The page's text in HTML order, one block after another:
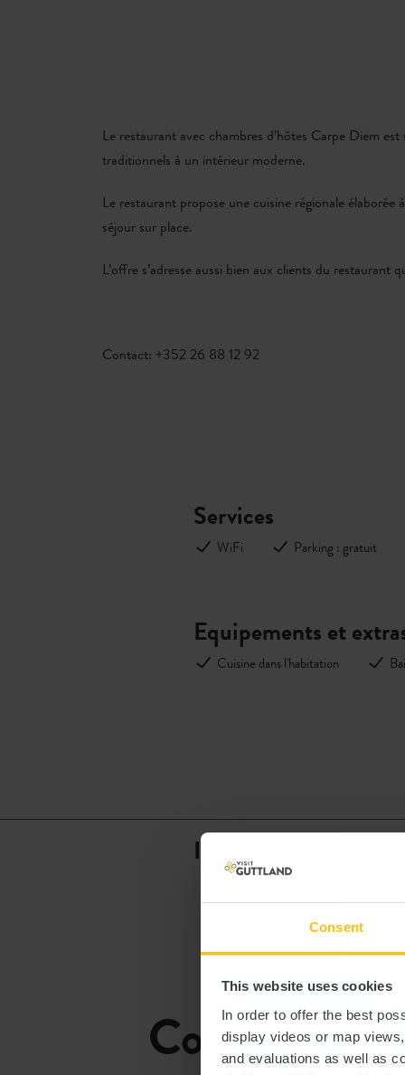
Consent
This website uses cookies
In order to offer the best
display videos or map
and evaluations as well as
Le restaurant avec chambres d’hôtes Carpe Diem
traditionnels à un intérieur moderne.
Le restaurant propose une cuisine régionale
séjour sur place.
L’offre s’adresse aussi bien aux clients du restaurant
Contact: +352 26 88 12 92
Services
WiFi Parking : gratuit
Equipements et
Cuisine dans l'habitation
Infos Auberges de
Contact